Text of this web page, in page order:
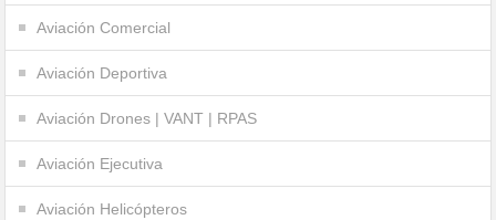
Aviación Comercial
Aviación Deportiva
Aviación Drones | VANT | RPAS
Aviación Ejecutiva
Aviación Helicópteros